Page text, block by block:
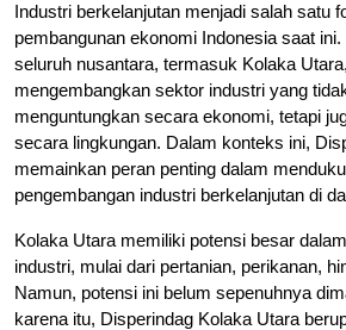
Industri berkelanjutan menjadi salah satu
pembangunan ekonomi Indonesia saat
seluruh nusantara, termasuk Kolaka
mengembangkan sektor industri yang
menguntungkan secara ekonomi, tetapi
secara lingkungan. Dalam konteks ini,
memainkan peran penting dalam
pengembangan industri berkelanjutan di
Kolaka Utara memiliki potensi besar
industri, mulai dari pertanian, perikanan,
Namun, potensi ini belum sepenuhnya
karena itu, Disperindag Kolaka Utara